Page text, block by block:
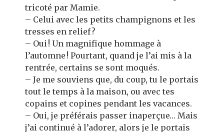
tricoté par Mamie.
– Celui avec les petits champignons et les
tresses en relief ?
– Oui ! Un magnifique hommage à
l’automne ! Pourtant, quand je l’ai mis à la
rentrée, certains se sont moqués.
– Je me souviens que, du coup, tu le portais
tout le temps à la maison, ou avec tes
copains et copines pendant les vacances.
– Oui, je préférais passer inaperçue… Mais
j’ai continué à l’adorer, alors je le portais